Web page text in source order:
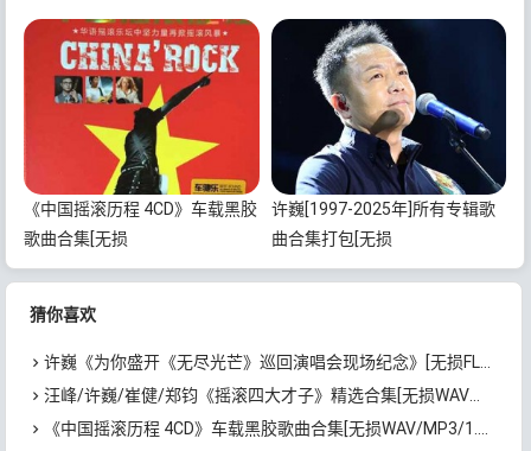
FLAC/MP3/1.86GB]百度云网盘
轨/MP3/2.24GB]百度云网盘下
《中国摇滚历程 4CD》车载黑胶
歌曲合集[无损
WAV/MP3/1.66GB]百度云网盘
许巍[1997-2025年]所有专辑歌
曲合集打包[无损
FLAC/MP3/7.48GB]百度云网盘
猜你喜欢
许巍《为你盛开《无尽光芒》巡回演唱会现场纪念》[无损FLAC/MP3/1.86GB]百度云网盘下载
汪峰/许巍/崔健/郑钧《摇滚四大才子》精选合集[无损WAV分轨/MP3/2.24GB]百度云网盘下载
《中国摇滚历程 4CD》车载黑胶歌曲合集[无损WAV/MP3/1.66GB]百度云网盘下载